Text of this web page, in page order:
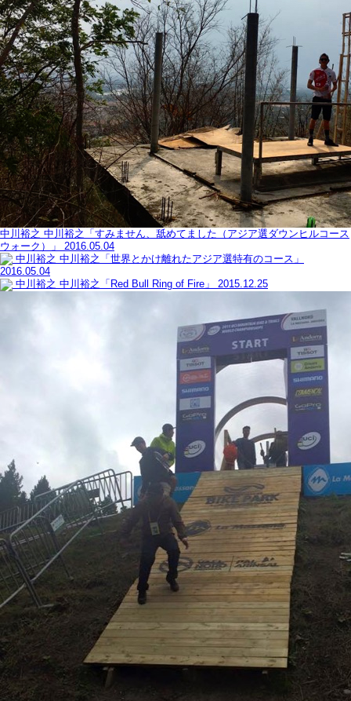
中川裕之 中川裕之「すみません、舐めてました（アジア選ダウンヒルコース
ウォーク）」
2016.05.04
中川裕之 中川裕之「世界とかけ離れたアジア選特有のコース」
2016.05.04
中川裕之 中川裕之「Red Bull Ring of Fire」 2015.12.25